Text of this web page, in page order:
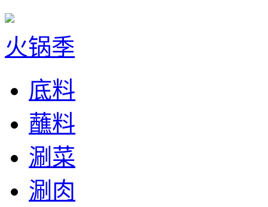
火锅季
底料
蘸料
涮菜
涮肉